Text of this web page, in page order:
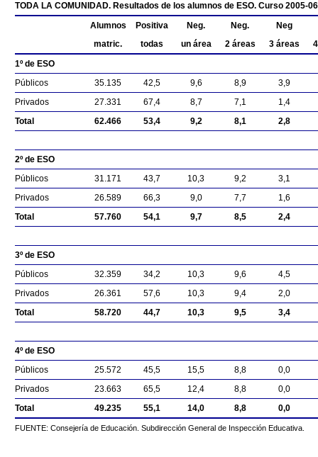
TODA LA COMUNIDAD. Resultados de los alumnos de ESO. Curso 2005-06
Alumnos
Positiva Neg. Neg.
Neg
matric.
todas un área 2 áreas 3 áreas
1º de ESO
Públicos
35.135 42,5 9,6 8,9
3,9
Privados
27.331 67,4 8,7 7,1
1,4
Total
62.466 53,4 9,2 8,1 2,8
2º de ESO
Públicos
31.171 43,7 10,3 9,2
3,1
Privados
26.589 66,3 9,0 7,7
1,6
Total
57.760 54,1 9,7 8,5 2,4
3º de ESO
Públicos
32.359 34,2 10,3 9,6
4,5
Privados
26.361 57,6 10,3 9,4
2,0
Total
58.720 44,7 10,3 9,5 3,4
4º de ESO
Públicos
25.572 45,5 15,5 8,8
0,0
Privados
23.663 65,5 12,4 8,8
0,0
Total
49.235 55,1 14,0 8,8 0,0
FUENTE: Consejería de Educación. Subdirección General de Inspección Educativa.